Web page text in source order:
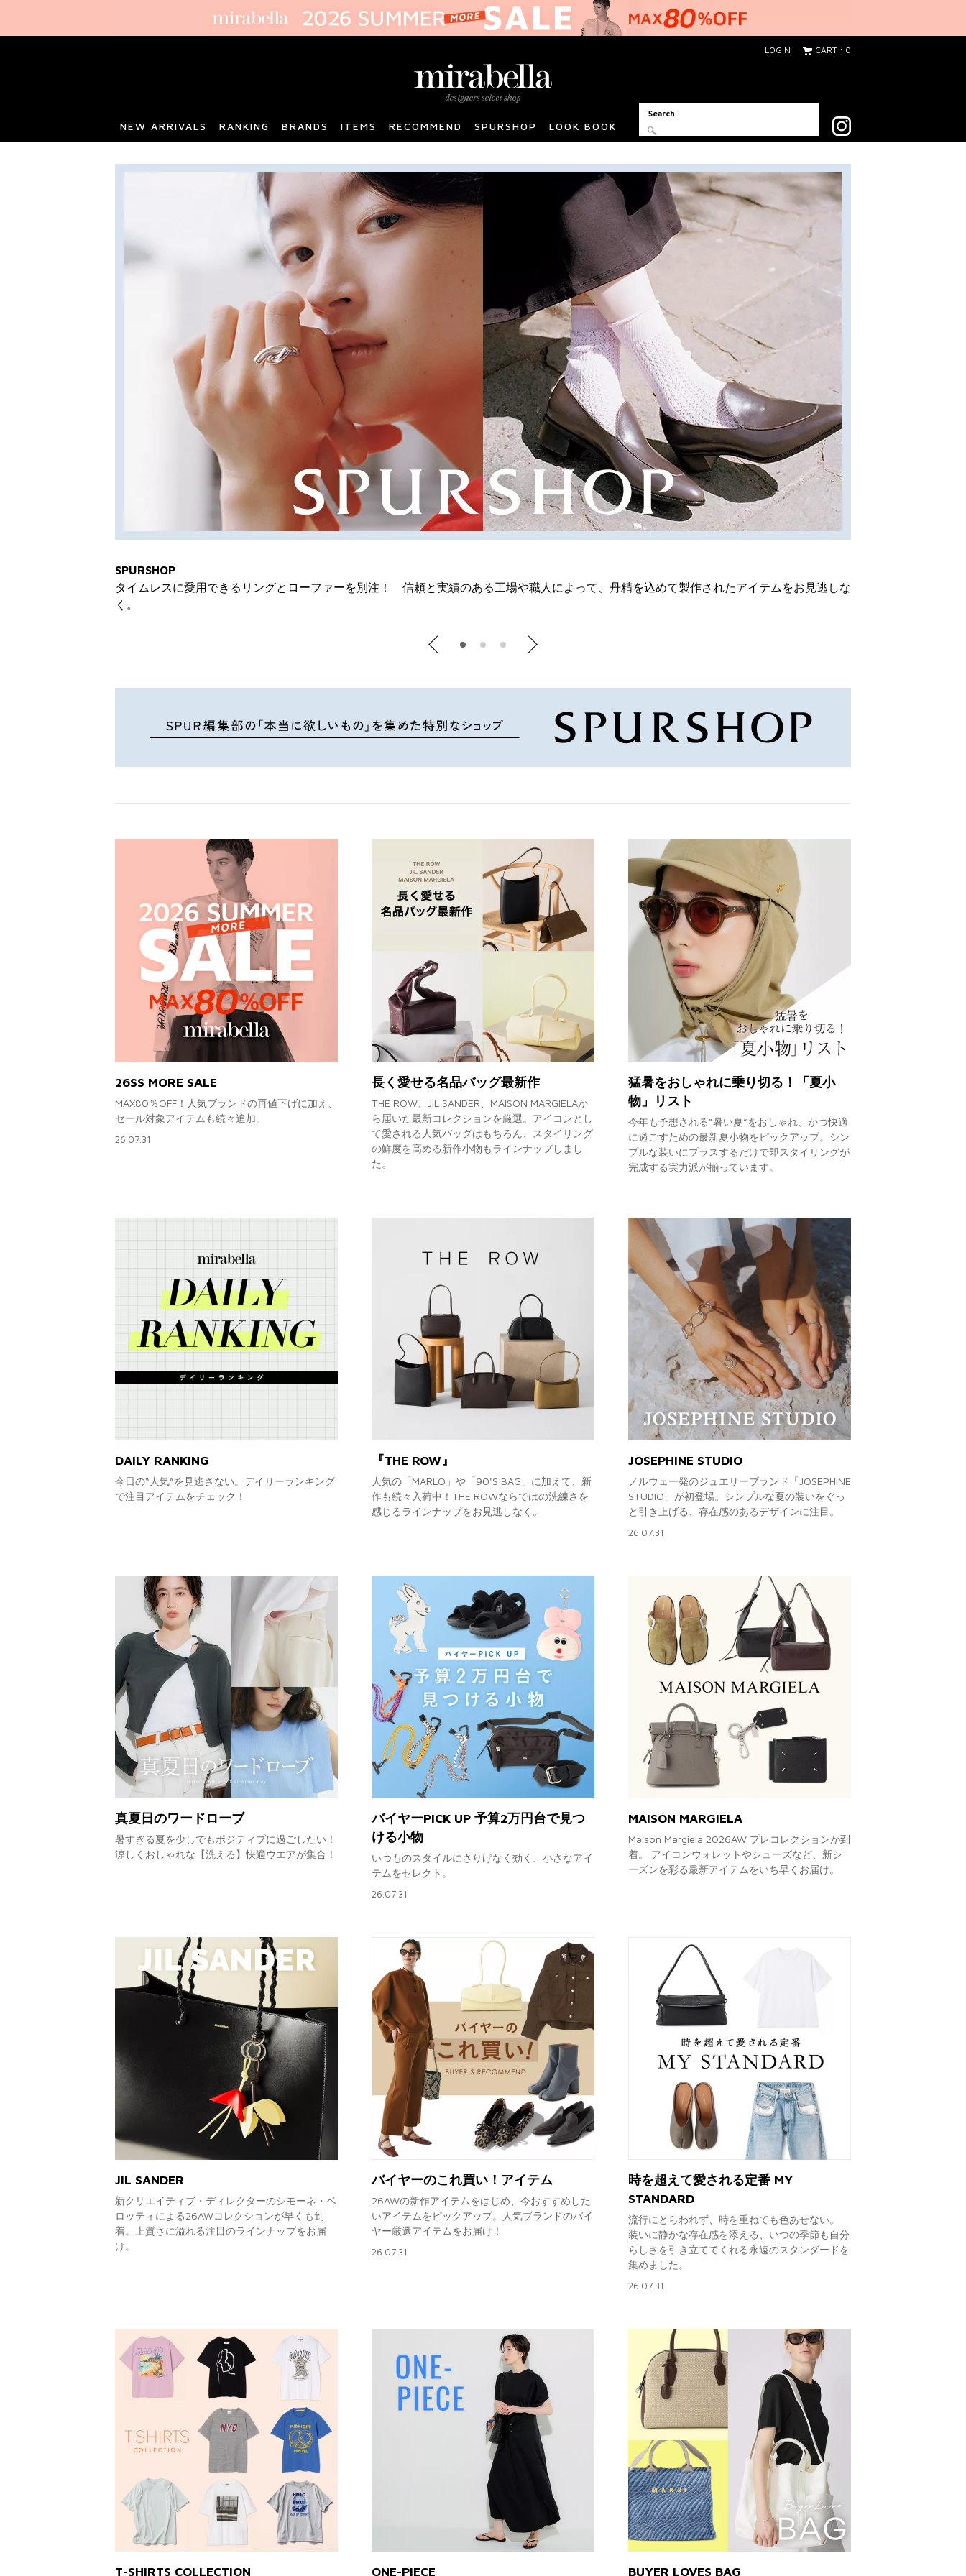
LOGIN CART : 0
NEW ARRIVALS RANKING BRANDS ITEMS RECOMMEND SPURSHOP LOOK BOOK
Search
26SS MORE SALE
MAX80％OFF！人気ブランドの再値下げに加え、セール対象アイテムも続々追加。
26SS MORE SALE
MAX80％OFF！人気ブランドの再値下げに加え、
セール対象アイテムも続々追加。
26.07.31
長く愛せる名品バッグ最新作
THE ROW、JIL SANDER、MAISON MARGIELAか
ら届いた最新コレクションを厳選。アイコンとし
て愛される人気バッグはもちろん、スタイリング
の鮮度を高める新作小物もラインナップしまし
た。
猛暑をおしゃれに乗り切る！「夏小
物」リスト
今年も予想される“暑い夏”をおしゃれ、かつ快適
に過ごすための最新夏小物をピックアップ。シン
プルな装いにプラスするだけで即スタイリングが
完成する実力派が揃っています。
DAILY RANKING
今日の“人気”を見逃さない。デイリーランキング
で注目アイテムをチェック！
『THE ROW』
人気の「MARLO」や「90'S BAG」に加えて、新
作も続々入荷中！THE ROWならではの洗練さを
感じるラインナップをお見逃しなく。
JOSEPHINE STUDIO
ノルウェー発のジュエリーブランド「JOSEPHINE
STUDIO」が初登場。シンプルな夏の装いをぐっ
と引き上げる、存在感のあるデザインに注目。
26.07.31
真夏日のワードローブ
暑すぎる夏を少しでもポジティブに過ごしたい！
涼しくおしゃれな【洗える】快適ウエアが集合！
バイヤーPICK UP 予算2万円台で見つ
ける小物
いつものスタイルにさりげなく効く、小さなアイ
テムをセレクト。
26.07.31
MAISON MARGIELA
Maison Margiela 2026AW プレコレクションが到
着。 アイコンウォレットやシューズなど、新シ
ーズンを彩る最新アイテムをいち早くお届け。
JIL SANDER
新クリエイティブ・ディレクターのシモーネ・ベ
ロッティによる26AWコレクションが早くも到
着。上質さに溢れる注目のラインナップをお届
け。
バイヤーのこれ買い！アイテム
26AWの新作アイテムをはじめ、今おすすめした
いアイテムをピックアップ。人気ブランドのバイ
ヤー厳選アイテムをお届け！
26.07.31
時を超えて愛される定番 MY
STANDARD
流行にとらわれず、時を重ねても色あせない。
装いに静かな存在感を添える、いつの季節も自分
らしさを引き立ててくれる永遠のスタンダードを
集めました。
26.07.31
T-SHIRTS COLLECTION ONE-PIECE BUYER LOVES BAG